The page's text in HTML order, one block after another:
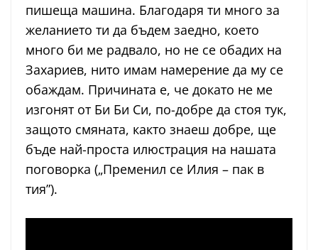
пишеща машина. Благодаря ти много за
желанието ти да бъдем заедно, което
много би ме радвало, но не се обадих на
Захариев, нито имам намерение да му се
обаждам. Причината е, че докато не ме
изгонят от Би Би Си, по-добре да стоя тук,
защото смяната, както знаеш добре, ще
бъде най-проста илюстрация на нашата
поговорка („Пременил се Илия – пак в
тия”).